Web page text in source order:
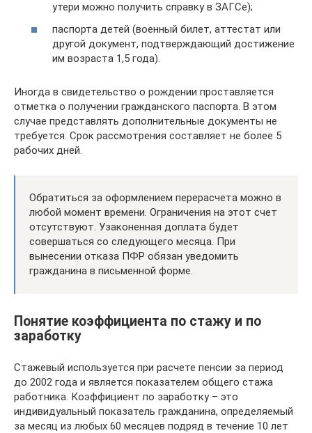
утери можно получить справку в ЗАГСе);
паспорта детей (военный билет, аттестат или
другой документ, подтверждающий достижение
им возраста 1,5 года).
Иногда в свидетельство о рождении проставляется
отметка о получении гражданского паспорта. В этом
случае представлять дополнительные документы не
требуется. Срок рассмотрения составляет не более 5
рабочих дней.
Обратиться за оформлением перерасчета можно в
любой момент времени. Ограничения на этот счет
отсутствуют. Узаконенная доплата будет
совершаться со следующего месяца. При
вынесении отказа ПФР обязан уведомить
гражданина в письменной форме.
Понятие коэффициента по стажу и по
заработку
Стажевый используется при расчете пенсии за период
до 2002 года и является показателем общего стажа
работника. Коэффициент по заработку – это
индивидуальный показатель гражданина, определяемый
за месяц из любых 60 месяцев подряд в течение 10 лет